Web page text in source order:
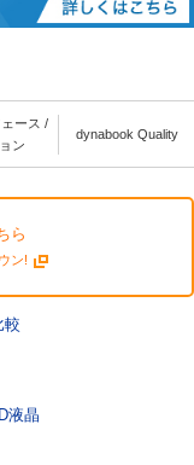
ース /
ン
dynabook Quality
ら
ン!
較
液晶